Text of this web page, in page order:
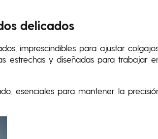
delicados
imprescindibles para ajustar
estrechas y diseñadas para trabajar
esenciales para mantener la